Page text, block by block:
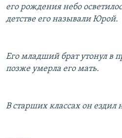
его рождения небо
детстве его называли Юрой.
Его младший брат утонул в
позже умерла его мать.
В старших классах он ездил